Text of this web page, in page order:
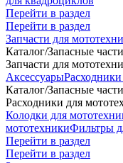
Перейти в раздел
Перейти в раздел
Запчасти для
Каталог/Запасные части
Запчасти для
Аксессуары
Каталог/Запасные части
Расходники для
Колодки для
мототехникиФильтры
Перейти в раздел
Перейти в раздел